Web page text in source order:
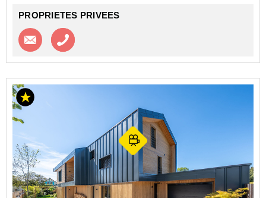
PROPRIETES PRIVEES
Contacter l'agence